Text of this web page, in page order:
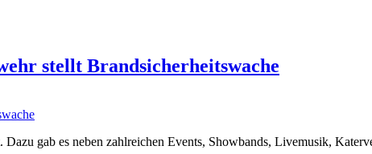
stellt Brandsicherheitswache
gab es neben zahlreichen Events, Showbands, Livemusik,